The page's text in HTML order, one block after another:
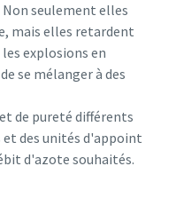
seulement elles
mais elles retardent
explosions en
se mélanger à des
de pureté différents
et des unités d'appoint
d'azote souhaités.